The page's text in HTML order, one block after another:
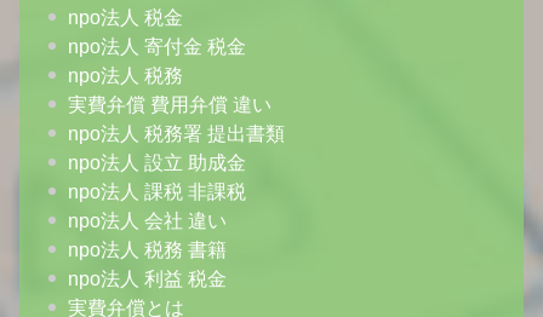
npo法人 税金
npo法人 寄付金 税金
npo法人 税務
実費弁償 費用弁償 違い
npo法人 税務署 提出書類
npo法人 設立 助成金
npo法人 課税 非課税
npo法人 会社 違い
npo法人 税務 書籍
npo法人 利益 税金
実費弁償とは